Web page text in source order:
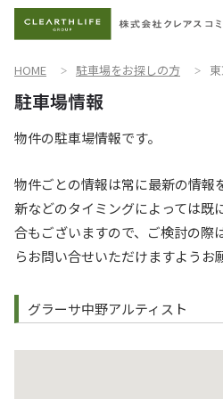
HOME 駐車場をお探しの方
物件の駐車場情報です。
物件ごとの情報は常に最新の情報
新などのタイミングによっては既
合もございますので、ご検討の際
らお問い合せいただけますようお
グラーサ中野アルティスト